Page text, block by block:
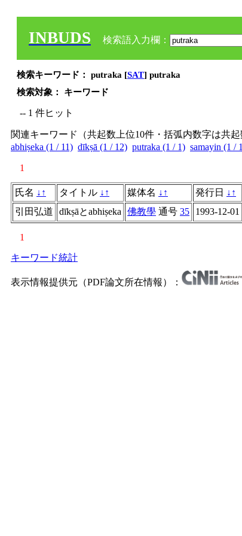
INBUDS 検索語入力欄：
検索キーワード： putraka [SAT] putraka
検索対象： キーワード
-- 1 件ヒット
関連キーワード（共起数上位10件・括弧内数字は共
abhiṣeka (1 / 11) dīkṣā (1 / 12) putraka (1 / 1) samayin (1 /
1
氏名 ↓ ↑ タイトル ↓ ↑ 媒体名 ↓ ↑ 発行日 ↓ ↑
引田弘道
dīkṣāとabhiṣeka 佛教學 通号 35 1993-12-01
1
キーワード統計
表示情報提供元（PDF論文所在情報）：